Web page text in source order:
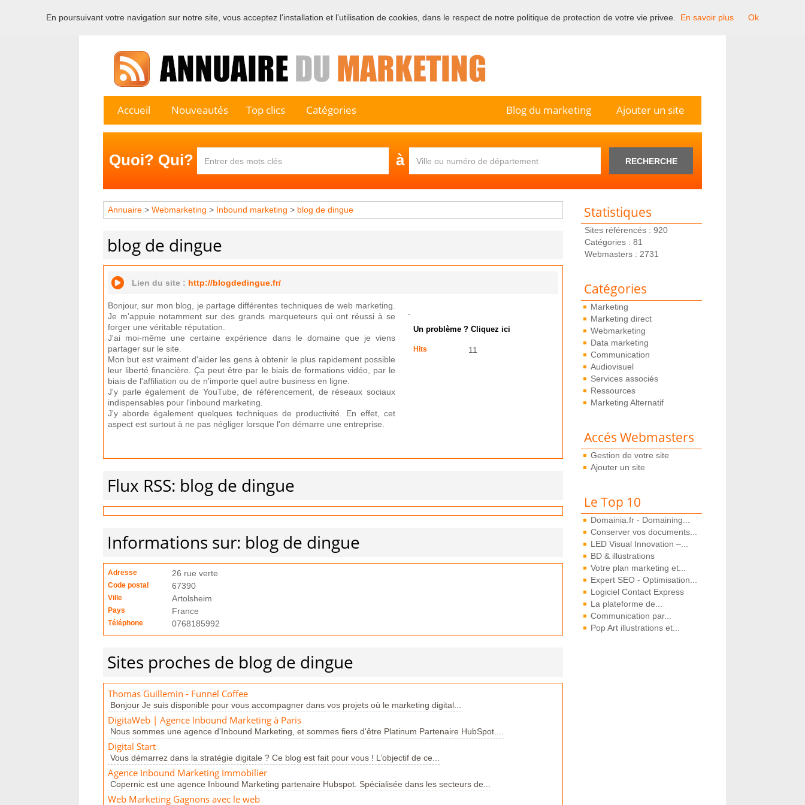
Bienvenue sur l'annuaire professionnel du marketing et de la communication en France.
Accueil Nouveautés Top clics Catégories Ajouter un site
Blog du marketing
Quoi? Qui? à RECHERCHE
Statistiques
Sites référencés : 920
Catégories : 81
Webmasters : 2731
Catégories
Marketing
Marketing direct
Webmarketing
Data marketing
Communication
Audiovisuel
Services associés
Ressources
Marketing Alternatif
Accés Webmasters
Gestion de votre site
Ajouter un site
Le Top 10
Domainia.fr - Domaining...
Conserver vos documents...
LED Visual Innovation –...
BD & illustrations
Votre plan marketing et...
Expert SEO - Optimisation...
Logiciel Contact Express
La plateforme de...
Communication par...
Pop Art illustrations et...
Annuaire > Webmarketing > Inbound marketing > blog de dingue
blog de dingue
Lien du site : http://blogdedingue.fr/
Bonjour, sur mon blog, je partage différentes techniques de web marketing.
Je m'appuie notamment sur des grands marqueteurs qui ont réussi à se
forger une véritable réputation.
J'ai moi-même une certaine expérience dans le domaine que je viens
partager sur le site.
Mon but est vraiment d'aider les gens à obtenir le plus rapidement possible
leur liberté financière. Ça peut être par le biais de formations vidéo, par le
biais de l'affiliation ou de n'importe quel autre business en ligne.
J'y parle également de YouTube, de référencement, de réseaux sociaux
indispensables pour l'inbound marketing.
J'y aborde également quelques techniques de productivité. En effet, cet
aspect est surtout à ne pas négliger lorsque l'on démarre une entreprise.
Un problème ? Cliquez ici
Hits 11
Flux RSS: blog de dingue
Informations sur: blog de dingue
Adresse 26 rue verte
Code postal 67390
Ville Artolsheim
Pays France
Téléphone 0768185992
Sites proches de blog de dingue
Thomas Guillemin - Funnel Coffee
Bonjour Je suis disponible pour vous accompagner dans vos projets où le marketing digital...
DigitaWeb | Agence Inbound Marketing à Paris
Nous sommes une agence d'Inbound Marketing, et sommes fiers d'être Platinum Partenaire HubSpot....
Digital Start
Vous démarrez dans la stratégie digitale ? Ce blog est fait pour vous ! L’objectif de ce...
Agence Inbound Marketing Immobilier
Copernic est une agence Inbound Marketing partenaire Hubspot. Spécialisée dans les secteurs de...
Web Marketing Gagnons avec le web
En poursuivant votre navigation sur notre site, vous acceptez l'installation et l'utilisation de cookies, dans le respect de notre politique de protection de votre vie privee. En savoir plus Ok